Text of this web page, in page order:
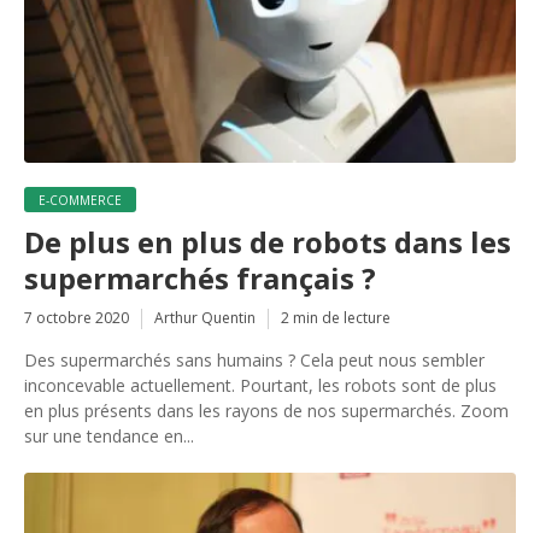
E-COMMERCE
De plus en plus de robots dans les
supermarchés français ?
7 octobre 2020 Arthur Quentin 2 min de lecture
Des supermarchés sans humains ? Cela peut nous sembler
inconcevable actuellement. Pourtant, les robots sont de plus
en plus présents dans les rayons de nos supermarchés. Zoom
sur une tendance en...